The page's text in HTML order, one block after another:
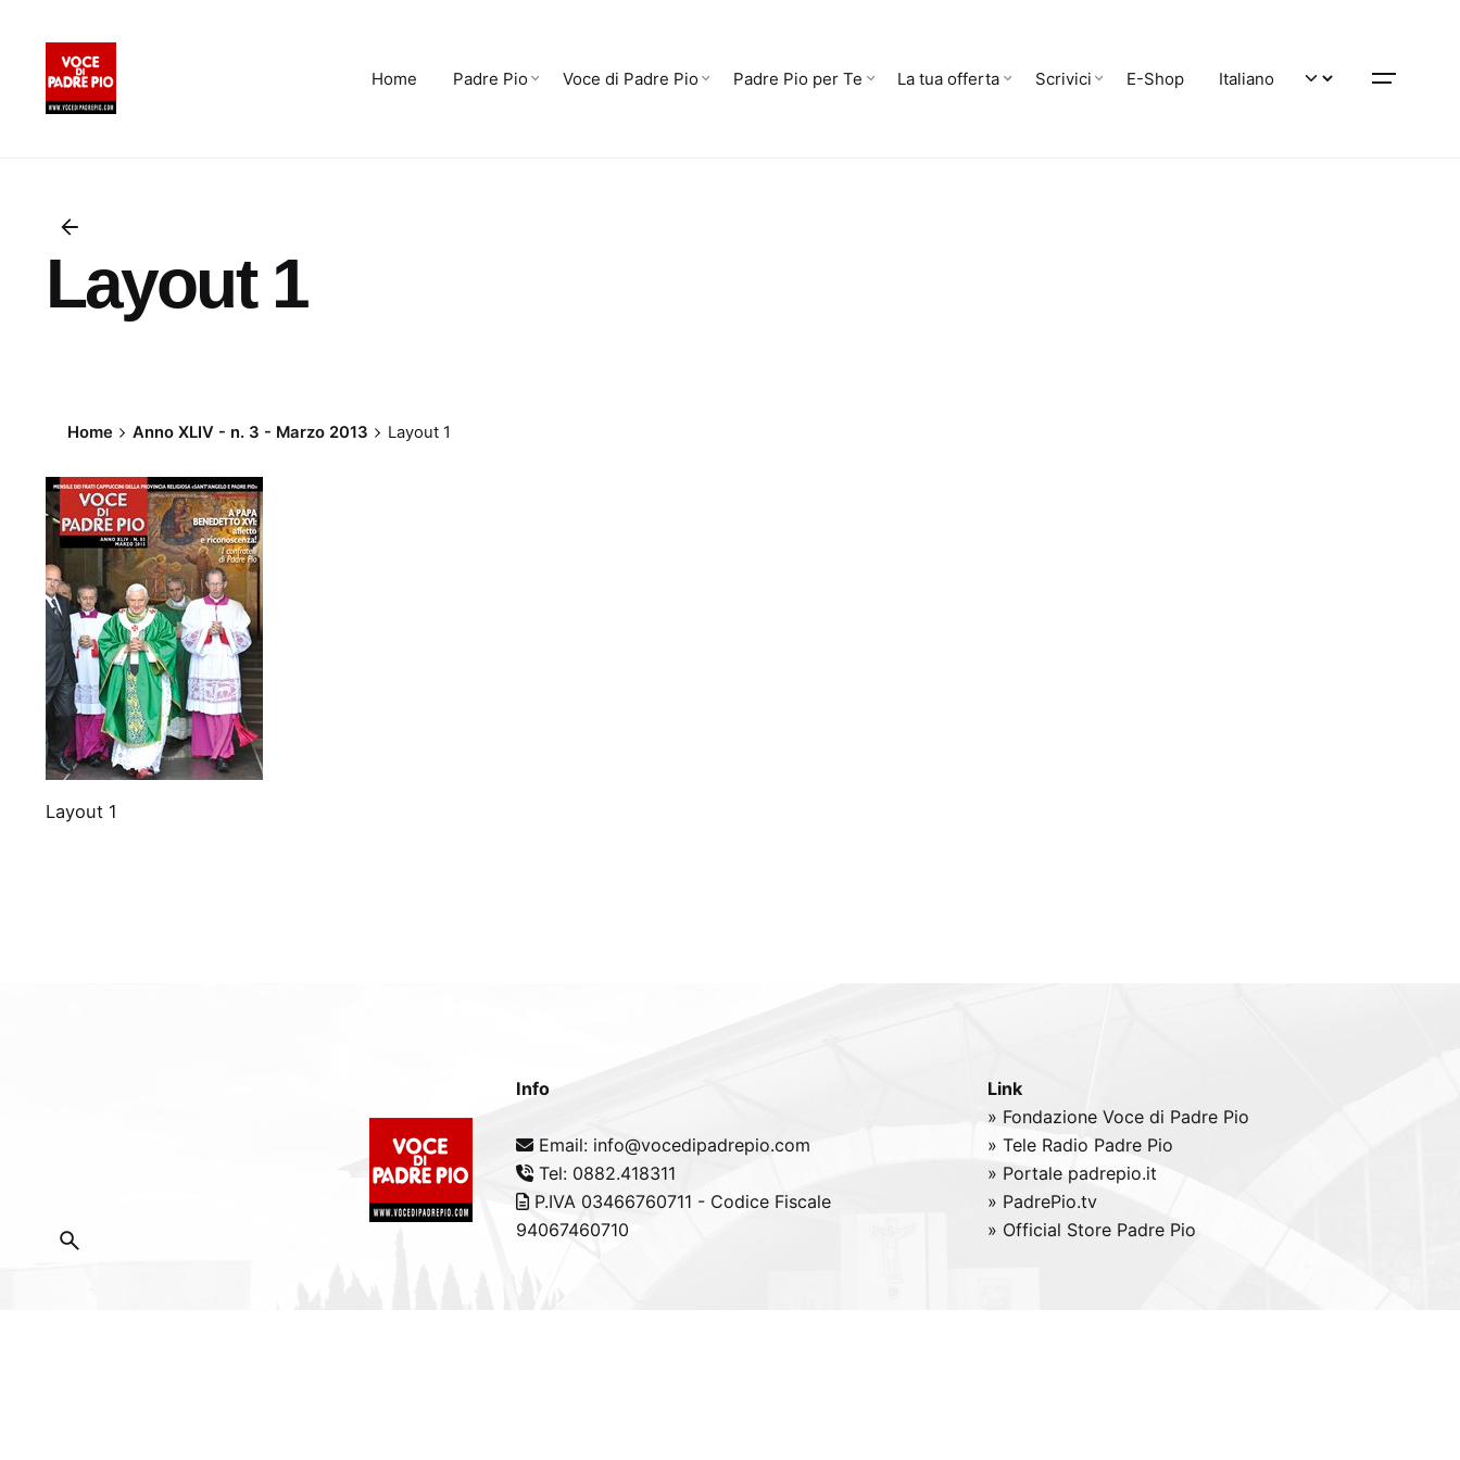
content
Home Padre Pio Voce di Padre Pio Padre Pio per Te La tua offerta Scrivici E-Shop
Layout 1
Home Anno XLIV - n. 3 - Marzo 2013 Layout 1
Layout 1
Info
Email: info@vocedipadrepio.com
Tel: 0882.418311
P.IVA 03466760711 - Codice Fiscale
94067460710
Link
» Fondazione Voce di Padre Pio
» Tele Radio Padre Pio
» Portale padrepio.it
» PadrePio.tv
» Official Store Padre Pio